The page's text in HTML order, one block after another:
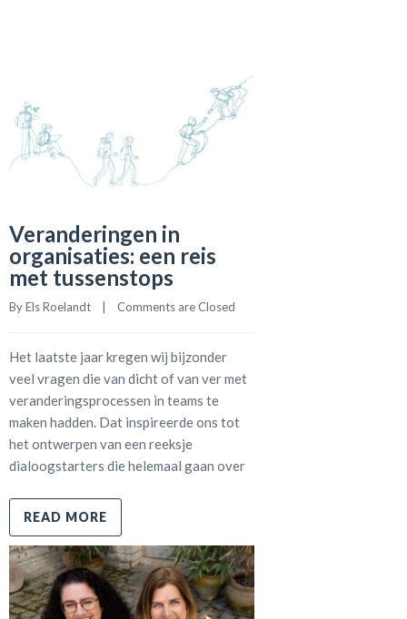
Veranderingen in
organisaties: een reis
met tussenstops
By Els Roelandt Comments are Closed
Het laatste jaar kregen wij bijzonder
veel vragen die van dicht of van ver met
veranderingsprocessen in teams te
maken hadden. Dat inspireerde ons tot
het ontwerpen van een reeksje
dialoogstarters die helemaal gaan over
READ MORE